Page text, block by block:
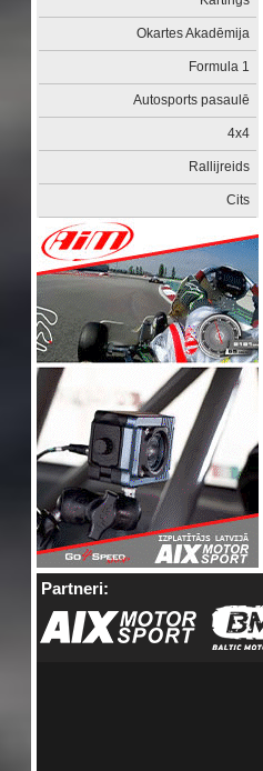
Okartes Akadēmija
Formula 1
Autosports pasaulē
4x4
Rallijreids
Cits
Partneri: